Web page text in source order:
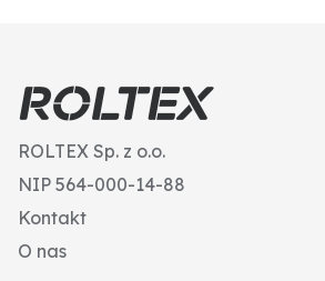
ROLTEX Sp. z o.o.
NIP 564-000-14-88
Kontakt
O nas